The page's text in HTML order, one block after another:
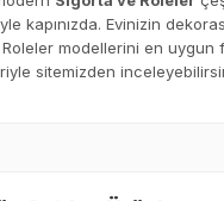
kapınızda. Evinizin
modellerini en uygun
sitemizden